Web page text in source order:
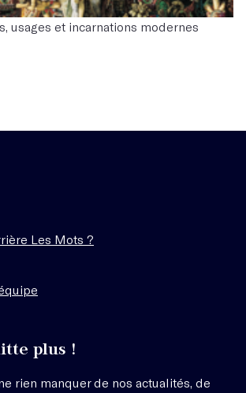
usages et incarnations modernes
Les Mots ?
plus !
rien manquer de nos actualités, de